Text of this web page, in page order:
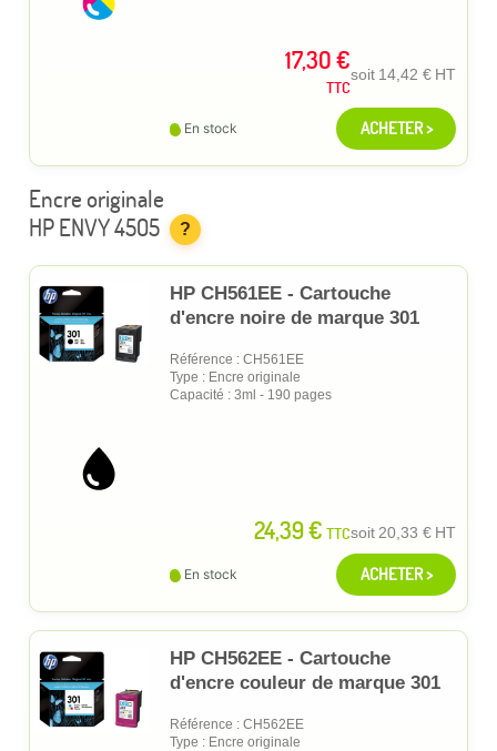
17,30 €
TTC
soit 14,42 € HT
En stock ACHETER >
Encre originale
HP ENVY 4505
?
HP CH561EE - Cartouche
d'encre noire de marque 301
Référence : CH561EE
Type : Encre originale
Capacité : 3ml - 190 pages
24,39 € TTCsoit20,33 € HT
En stock ACHETER >
HP CH562EE - Cartouche
d'encre couleur de marque 301
Référence : CH562EE
Type : Encre originale